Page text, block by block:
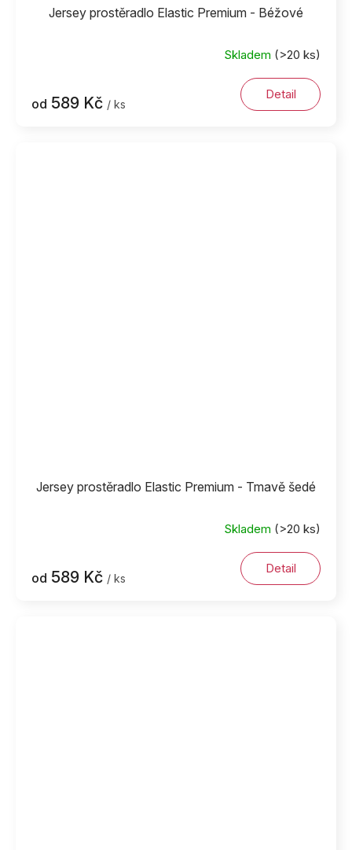
Jersey prostěradlo Elastic Premium - Béžové
Skladem (>20 ks)
od 589 Kč / ks
Detail
Jersey prostěradlo Elastic Premium - Tmavě šedé
Skladem (>20 ks)
od 589 Kč / ks
Detail